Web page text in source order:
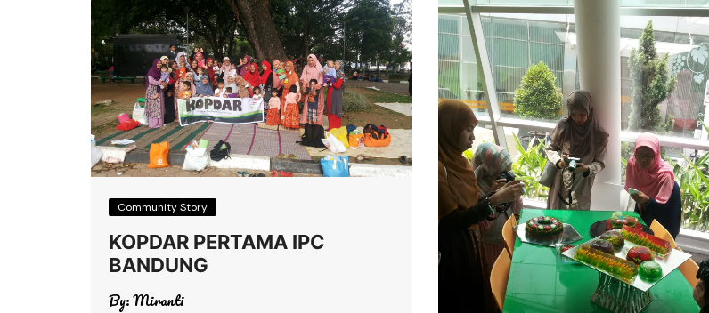
TraveList Mix
TraveList Overseas
Community Story
KOPDAR PERTAMA IPC
BANDUNG
By:Miranti